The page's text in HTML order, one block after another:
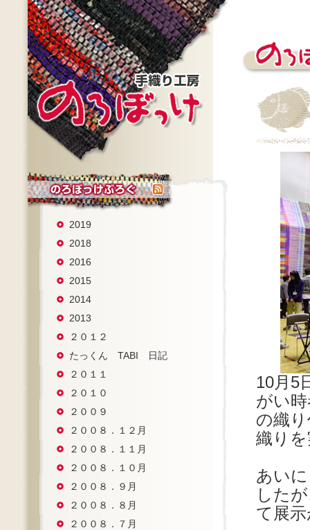
2019
2018
2016
2015
2014
2013
２０１２
たっくん TABI 日記
２０１１
２０１０
２００９
２００８．１２月
２００８．１１月
２００８．１０月
２００８．９月
２００８．８月
２００８．７月
10月5
がい
の織
織り
あい
した
て展